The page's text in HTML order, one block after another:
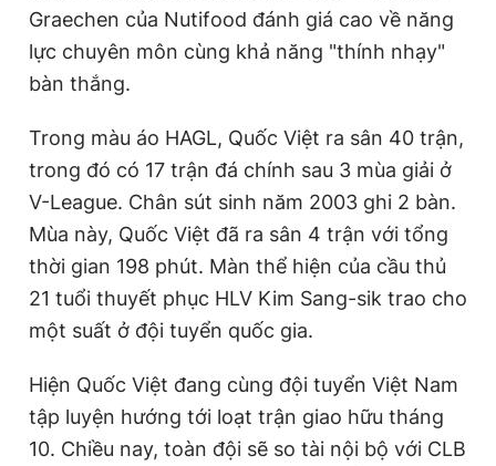
Graechen của Nutifood đánh giá cao về năng
lực chuyên môn cùng khả năng "thính nhạy"
bàn thắng.
Trong màu áo HAGL, Quốc Việt ra sân 40 trận,
trong đó có 17 trận đá chính sau 3 mùa giải ở
V-League. Chân sút sinh năm 2003 ghi 2 bàn.
Mùa này, Quốc Việt đã ra sân 4 trận với tổng
thời gian 198 phút. Màn thể hiện của cầu thủ
21 tuổi thuyết phục HLV Kim Sang-sik trao cho
một suất ở đội tuyển quốc gia.
Hiện Quốc Việt đang cùng đội tuyển Việt Nam
tập luyện hướng tới loạt trận giao hữu tháng
10. Chiều nay, toàn đội sẽ so tài nội bộ với CLB